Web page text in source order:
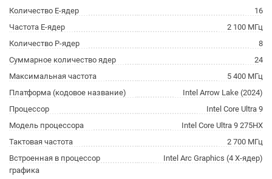
Количество E-ядер
16
Частота E-ядер
2 100 МГц
Количество P-ядер
8
Суммарное количество ядер
24
Максимальная частота
5 400 МГц
Платформа (кодовое название)
Intel Arrow Lake (2024)
Процессор
Intel Core Ultra 9
Модель процессора
Intel Core Ultra 9 275HX
Тактовая частота
2 700 МГц
Встроенная в процессор
графика
Intel Arc Graphics (4 X-ядер)